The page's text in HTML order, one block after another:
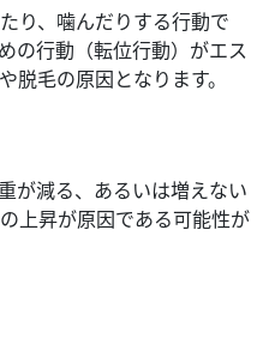
り、噛んだりする行動で
の行動（転位行動）がエス
脱毛の原因となります。
が減る、あるいは増えない
上昇が原因である可能性が